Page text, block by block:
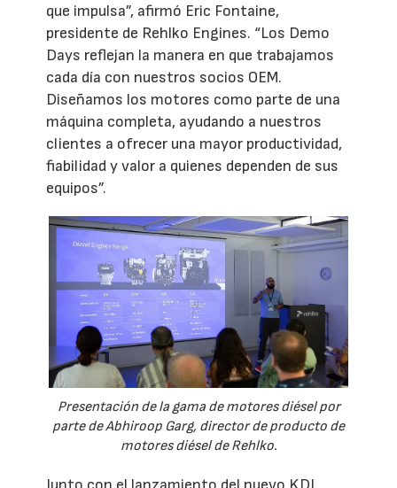
que impulsa”, afirmó Eric Fontaine,
presidente de Rehlko Engines. “Los Demo
Days reflejan la manera en que trabajamos
cada día con nuestros socios OEM.
Diseñamos los motores como parte de una
máquina completa, ayudando a nuestros
clientes a ofrecer una mayor productividad,
fiabilidad y valor a quienes dependen de sus
equipos”.
Presentación de la gama de motores diésel por
parte de Abhiroop Garg, director de producto de
motores diésel de Rehlko.